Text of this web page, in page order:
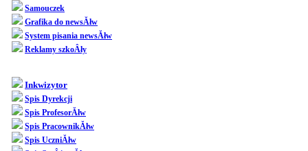
Samouczek
Grafika do newsĂłw
System pisania newsĂłw
Reklamy szkoÂły
Inkwizytor
Spis Dyrekcji
Spis ProfesorĂłw
Spis PracownikĂłw
Spis UczniĂłw